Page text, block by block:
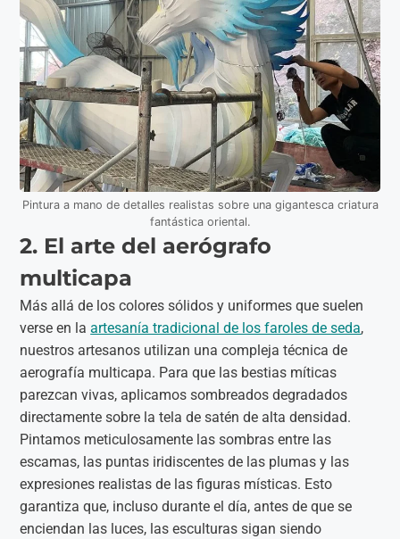
Pintura a mano de detalles realistas sobre una gigantesca criatura
fantástica oriental.
2. El arte del aerógrafo
multicapa
Más allá de los colores sólidos y uniformes que suelen
verse en laartesanía tradicional de los faroles de seda,
nuestros artesanos utilizan una compleja técnica de
aerografía multicapa. Para que las bestias míticas
parezcan vivas, aplicamos sombreados degradados
directamente sobre la tela de satén de alta densidad.
Pintamos meticulosamente las sombras entre las
escamas, las puntas iridiscentes de las plumas y las
expresiones realistas de las figuras místicas. Esto
garantiza que, incluso durante el día, antes de que se
enciendan las luces, las esculturas sigan siendo